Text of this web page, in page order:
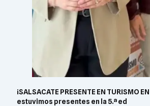
¡SALSACATE PRESENTE EN TURISMO
estuvimos presentes en la 5.ª ed